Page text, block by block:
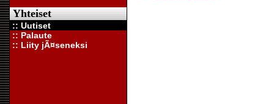
Yhteiset
:: Uutiset
:: Palaute
:: Liity jÃ¤seneksi